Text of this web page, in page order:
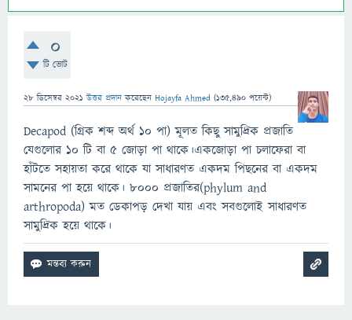
0
টি ভোট
28 ডিসেম্বর 2021 উত্তর প্রদান করেছেন Hojayfa Ahmed (135,490 পয়েন্ট)
Decapod (গ্রিক শব্দ অর্থ ১০ পা) মূলত কিছু সামুদ্রিক প্রজাতি
যেগুলোর ১০ টি বা ৫ জোড়া পা থাকে।একজোড়া পা চলাফেরা বা
হাঁটতে সহায়তা করে থাকে যা সাধারণত একদম পিছনের বা একদম
সামনের পা হয়ে থাকে। ৮০০০ প্রজাতির(phylum and
arthropoda) মত ডেকাপড় দেখা যায় এবং সবগুলোই সাধারণত
সামুদ্রিক হয়ে থাকে।